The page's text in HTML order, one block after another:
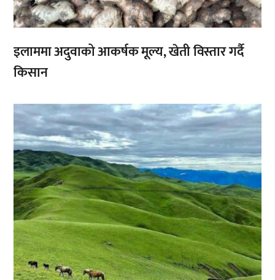
इलाममा अदुवाको आकर्षक मूल्य, खेती विस्तार गर्दै
किसान
,